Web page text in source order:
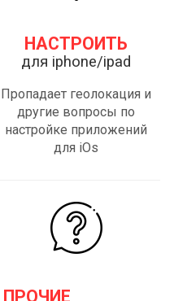
НАСТРОИТЬ
для iphone/ipad
Пропадает геолокация и
другие вопросы по
настройке приложений
для iOs
ПРОЧИЕ